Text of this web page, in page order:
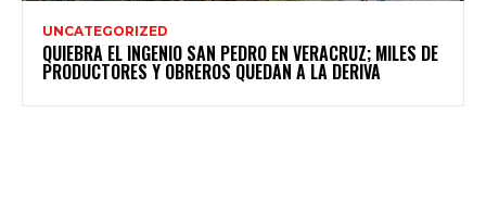
UNCATEGORIZED
QUIEBRA EL INGENIO SAN PEDRO EN VERACRUZ; MILES DE
PRODUCTORES Y OBREROS QUEDAN A LA DERIVA